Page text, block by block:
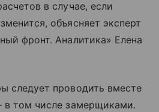
в случае, если
объясняет эксперт
фронт. Аналитика» Елена
следует проводить вместе
том числе замерщиками.